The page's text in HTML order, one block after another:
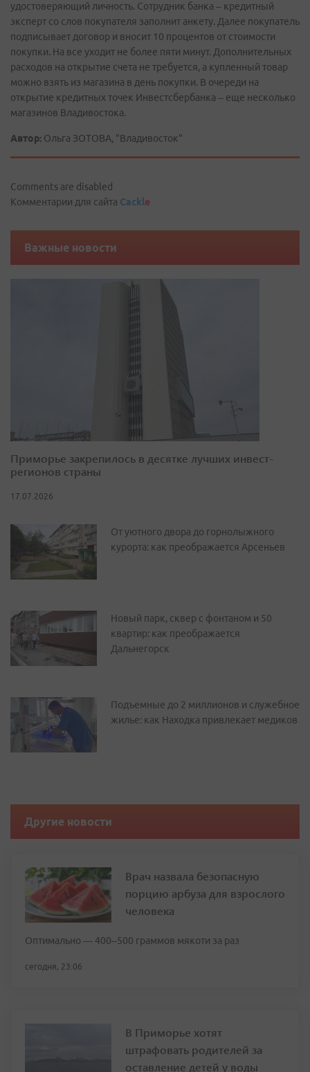
удостоверяющий личность. Сотрудник банка – кредитный
эксперт со слов покупателя заполнит анкету. Далее покупатель
подписывает договор и вносит 10 процентов от стоимости
покупки. На все уходит не более пяти минут. Дополнительных
расходов на открытие счета не требуется, а купленный товар
можно взять из магазина в день покупки. В очереди на
открытие кредитных точек Инвестсбербанка – еще несколько
магазинов Владивостока.
Автор: Ольга ЗОТОВА, "Владивосток"
Comments are disabled
Комментарии для сайта Cackle
Важные новости
Приморье закрепилось в десятке лучших инвест-
регионов страны
17.07.2026
От уютного двора до горнолыжного
курорта: как преображается Арсеньев
Новый парк, сквер с фонтаном и 50
квартир: как преображается
Дальнегорск
Подъемные до 2 миллионов и служебное
жилье: как Находка привлекает медиков
Другие новости
Врач назвала безопасную
порцию арбуза для взрослого
человека
Оптимально — 400–500 граммов мякоти за раз
сегодня, 23:06
В Приморье хотят
штрафовать родителей за
оставление детей у воды